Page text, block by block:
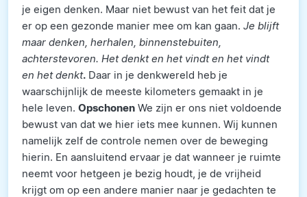
je eigen denken. Maar niet bewust van het feit dat je
er op een gezonde manier mee om kan gaan. Je blijft
maar denken, herhalen, binnenstebuiten,
achterstevoren. Het denkt en het vindt en het vindt
en het denkt. Daar in je denkwereld heb je
waarschijnlijk de meeste kilometers gemaakt in je
hele leven. Opschonen We zijn er ons niet voldoende
bewust van dat we hier iets mee kunnen. Wij kunnen
namelijk zelf de controle nemen over de beweging
hierin. En aansluitend ervaar je dat wanneer je ruimte
neemt voor hetgeen je bezig houdt, je de vrijheid
krijgt om op een andere manier naar je gedachten te